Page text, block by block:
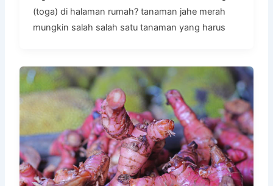
(toga) di halaman rumah? tanaman jahe merah
mungkin salah salah satu tanaman yang harus